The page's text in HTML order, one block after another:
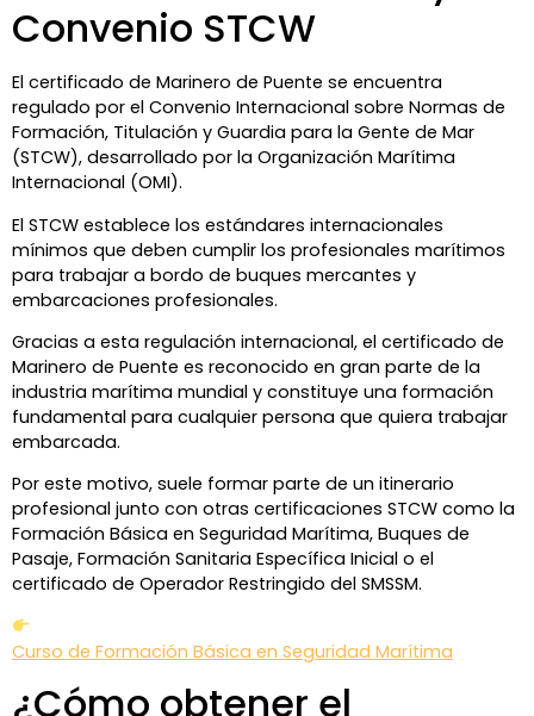
Convenio STCW
El certificado de Marinero de Puente se encuentra
regulado por el Convenio Internacional sobre Normas de
Formación, Titulación y Guardia para la Gente de Mar
(STCW), desarrollado por la Organización Marítima
Internacional (OMI).
El STCW establece los estándares internacionales
mínimos que deben cumplir los profesionales marítimos
para trabajar a bordo de buques mercantes y
embarcaciones profesionales.
Gracias a esta regulación internacional, el certificado de
Marinero de Puente es reconocido en gran parte de la
industria marítima mundial y constituye una formación
fundamental para cualquier persona que quiera trabajar
embarcada.
Por este motivo, suele formar parte de un itinerario
profesional junto con otras certificaciones STCW como la
Formación Básica en Seguridad Marítima, Buques de
Pasaje, Formación Sanitaria Específica Inicial o el
certificado de Operador Restringido del SMSSM.
Curso de Formación Básica en Seguridad Marítima
¿Cómo obtener el